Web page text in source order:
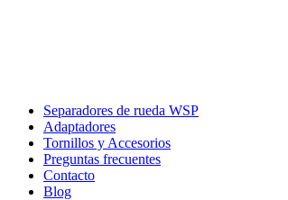
Separadores de rueda WSP
Adaptadores
Tornillos y Accesorios
Preguntas frecuentes
Contacto
Blog